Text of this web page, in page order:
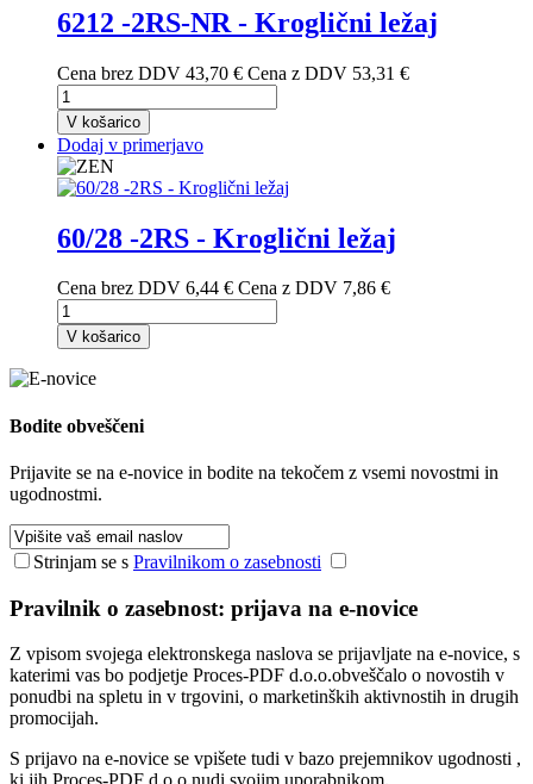
6212 -2RS-NR - Kroglični ležaj
Cena brez DDV 43,70 € Cena z DDV 53,31 €
V košarico
Dodaj v primerjavo
60/28 -2RS - Kroglični ležaj
Cena brez DDV 6,44 € Cena z DDV 7,86 €
V košarico
Bodite obveščeni
Prijavite se na e-novice in bodite na tekočem z vsemi novostmi in
ugodnostmi.
Strinjam se s Pravilnikom o zasebnosti
Pravilnik o zasebnost: prijava na e-novice
Z vpisom svojega elektronskega naslova se prijavljate na e-novice, s
katerimi vas bo podjetje Proces-PDF d.o.o.obveščalo o novostih v
ponudbi na spletu in v trgovini, o marketinških aktivnostih in drugih
promocijah.
S prijavo na e-novice se vpišete tudi v bazo prejemnikov ugodnosti ,